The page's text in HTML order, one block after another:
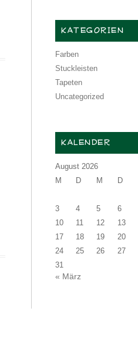
KATEGORIEN
Farben
Stuckleisten
Tapeten
Uncategorized
KALENDER
August 2026
M
D M D
3
4 5 6
10
11 12 13
17
18 19 20
24
25 26 27
31
« März